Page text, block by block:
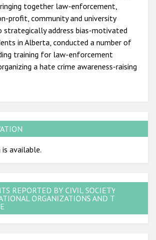
together law-enforcement,
profit, community and university
strategically address bias-motivated
in Alberta, conducted a number of
training for law-enforcement
a hate crime awareness-raising
available.
REPORTED BY CIVIL SOCIETY,
ORGANIZATIONS AND THE